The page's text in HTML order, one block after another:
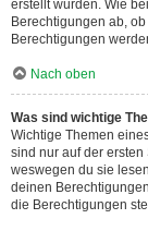
erstellt wurden. Wie
Berechtigungen ab,
Berechtigungen
Nach oben
Was sind wichtige
Wichtige Themen
sind nur auf der
weswegen du sie
deinen
die Berechtigungen